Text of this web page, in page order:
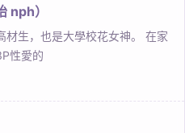
nph）
材生，也是大學校花女神。 在家
性愛的